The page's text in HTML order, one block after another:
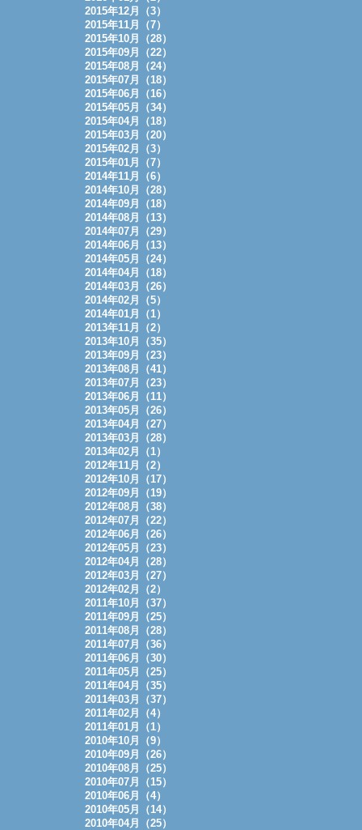
2015年12月（3）
2015年11月（7）
2015年10月（28）
2015年09月（22）
2015年08月（24）
2015年07月（18）
2015年06月（16）
2015年05月（34）
2015年04月（18）
2015年03月（20）
2015年02月（3）
2015年01月（7）
2014年11月（6）
2014年10月（28）
2014年09月（18）
2014年08月（13）
2014年07月（29）
2014年06月（13）
2014年05月（24）
2014年04月（18）
2014年03月（26）
2014年02月（5）
2014年01月（1）
2013年11月（2）
2013年10月（35）
2013年09月（23）
2013年08月（41）
2013年07月（23）
2013年06月（11）
2013年05月（26）
2013年04月（27）
2013年03月（28）
2013年02月（1）
2012年11月（2）
2012年10月（17）
2012年09月（19）
2012年08月（38）
2012年07月（22）
2012年06月（26）
2012年05月（23）
2012年04月（28）
2012年03月（27）
2012年02月（2）
2011年10月（37）
2011年09月（25）
2011年08月（28）
2011年07月（36）
2011年06月（30）
2011年05月（25）
2011年04月（35）
2011年03月（37）
2011年02月（4）
2011年01月（1）
2010年10月（9）
2010年09月（26）
2010年08月（25）
2010年07月（15）
2010年06月（4）
2010年05月（14）
2010年04月（25）